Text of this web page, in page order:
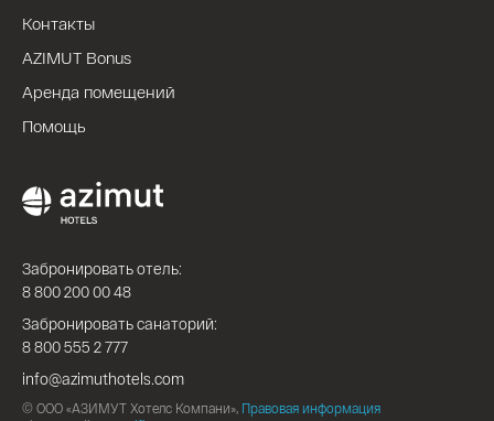
Контакты
AZIMUT Bonus
Аренда помещений
Помощь
Забронировать отель:
8 800 200 00 48
Забронировать санаторий:
8 800 555 2 777
info@azimuthotels.com
© ООО «АЗИМУТ Хотелс Компани», Правовая информация